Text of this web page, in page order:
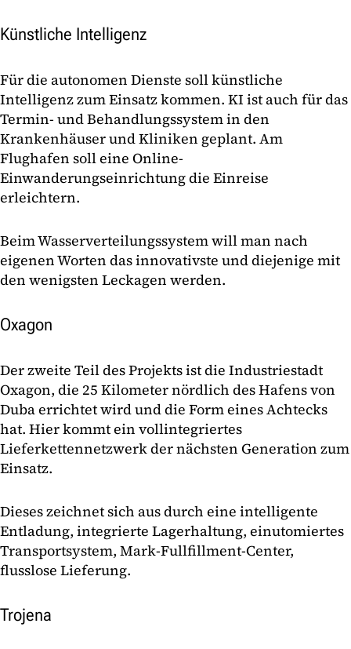
Künstliche Intelligenz
Für die autonomen Dienste soll künstliche
Intelligenz zum Einsatz kommen. KI ist auch für das
Termin- und Behandlungssystem in den
Krankenhäuser und Kliniken geplant. Am
Flughafen soll eine Online-
Einwanderungseinrichtung die Einreise
erleichtern.
Beim Wasserverteilungssystem will man nach
eigenen Worten das innovativste und diejenige mit
den wenigsten Leckagen werden.
Oxagon
Der zweite Teil des Projekts ist die Industriestadt
Oxagon, die 25 Kilometer nördlich des Hafens von
Duba errichtet wird und die Form eines Achtecks
hat. Hier kommt ein vollintegriertes
Lieferkettennetzwerk der nächsten Generation zum
Einsatz.
Dieses zeichnet sich aus durch eine intelligente
Entladung, integrierte Lagerhaltung, einutomiertes
Transportsystem, Mark-Fullfillment-Center,
flusslose Lieferung.
Trojena